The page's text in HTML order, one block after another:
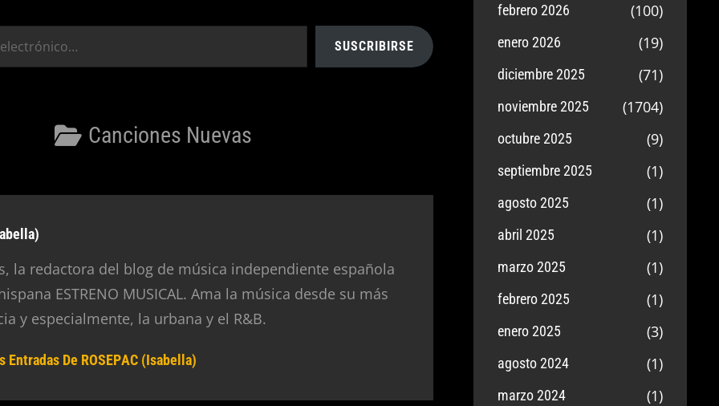
SUSCRIBIRSE
Categorías
Canciones Nuevas
la redactora del blog de música independiente española
ESTRENO MUSICAL. Ama la música desde su más
y especialmente, la urbana y el R&B.
Entradas De ROSEPAC (Isabella)
febrero 2026 (100)
enero 2026 (19)
diciembre 2025 (71)
noviembre 2025 (1704)
octubre 2025 (9)
septiembre 2025 (1)
agosto 2025 (1)
abril 2025 (1)
marzo 2025 (1)
febrero 2025 (1)
enero 2025 (3)
agosto 2024 (1)
marzo 2024 (1)